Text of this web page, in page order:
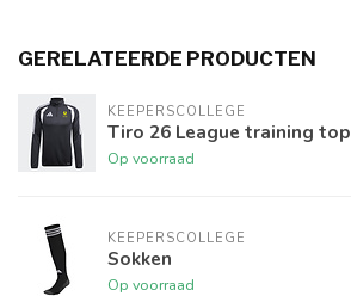
GERELATEERDE PRODUCTEN
KEEPERSCOLLEGE
Tiro 26 League training top
Op voorraad
KEEPERSCOLLEGE
Sokken
Op voorraad